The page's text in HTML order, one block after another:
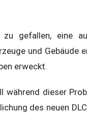
gefallen, eine
und Gebäude
erweckt.
dieser
des neuen